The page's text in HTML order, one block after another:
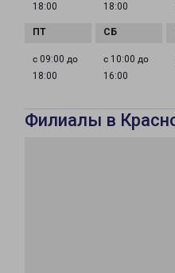
18:00
18:00
с 09:00 до
18:00
с 10:00 до
16:00
Филиалы в